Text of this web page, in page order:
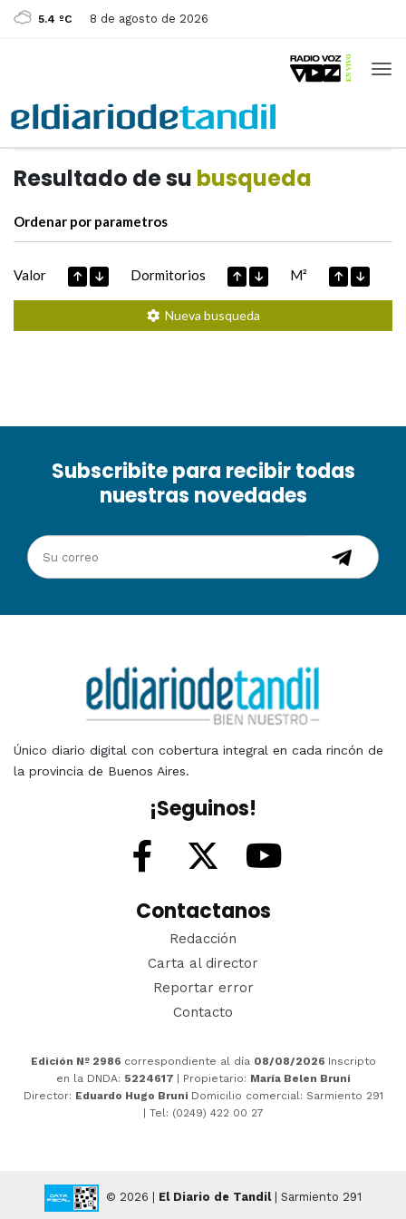
5.4 ºC 8 de agosto de 2026
Resultado de su busqueda
Ordenar por parametros
Valor Dormitorios M²
Nueva busqueda
Subscribite para recibir todas
nuestras novedades
Único diario digital con cobertura integral en cada rincón de
la provincia de Buenos Aires.
¡Seguinos!
Contactanos
Redacción
Carta al director
Reportar error
Contacto
Edición Nº 2986 correspondiente al día 08/08/2026 Inscripto
en la DNDA: 5224617 | Propietario: María Belen Bruni
Director: Eduardo Hugo Bruni Domicilio comercial: Sarmiento 291
| Tel: (0249) 422 00 27
© 2026 | El Diario de Tandil| Sarmiento 291